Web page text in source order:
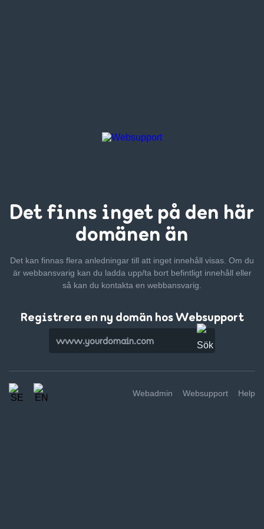
Det finns inget på den här
domänen än
Det kan finnas flera anledningar till att inget innehåll visas. Om du
är webbansvarig kan du ladda upp/ta bort befintligt innehåll eller
så kan du kontakta en webbansvarig.
Registrera en ny domän hos Websupport
Webadmin Websupport Help